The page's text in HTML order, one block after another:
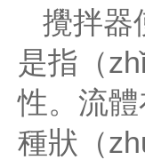
攪拌器
是指（
性。流
種狀（